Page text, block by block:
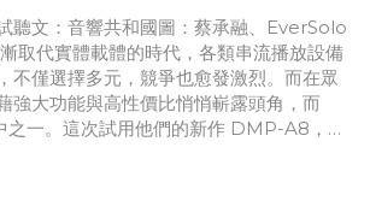
聽文：音響共和國圖：蔡承融、EverSolo
取代實體載體的時代，各類串流播放設備
不僅選擇多元，競爭也愈發激烈。而在眾
強大功能與高性價比悄悄嶄露頭角，而
一。這次試用他們的新作 DMP-A8，讓
場，說已步入戰國時期一點不為過。無論
品立足；High End 大廠紛紛投入，若非